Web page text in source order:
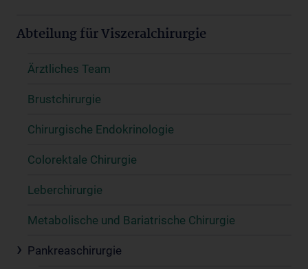
Abteilung für Viszeralchirurgie
Ärztliches Team
Brustchirurgie
Chirurgische Endokrinologie
Colorektale Chirurgie
Leberchirurgie
Metabolische und Bariatrische Chirurgie
Pankreaschirurgie